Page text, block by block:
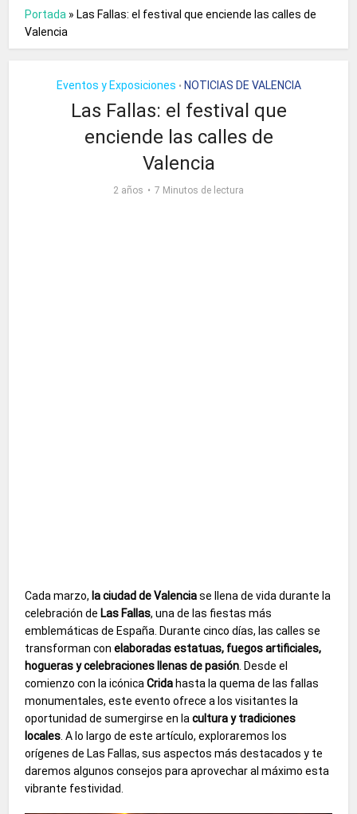
Portada » Las Fallas: el festival que enciende las calles de
Valencia
Eventos y Exposiciones • NOTICIAS DE VALENCIA
Las Fallas: el festival que
enciende las calles de
Valencia
2 años 7 Minutos de lectura
Cada marzo, la ciudad de Valenciase llena de vida durante la
celebración de Las Fallas, una de las fiestas más
emblemáticas de España. Durante cinco días, las calles se
transforman conelaboradas estatuas, fuegos artificiales,
hogueras y celebraciones llenas de pasión . Desde el
comienzo con la icónicaCrida hasta la quema de las fallas
monumentales, este evento ofrece a los visitantes la
oportunidad de sumergirse en lacultura y tradiciones
locales . A lo largo de este artículo, exploraremos los
orígenes de Las Fallas, sus aspectos más destacados y te
daremos algunos consejos para aprovechar al máximo esta
vibrante festividad.